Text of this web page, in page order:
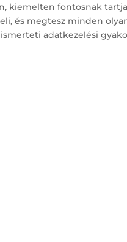
kiemelten fontosnak
és megtesz minden
adatkezelési